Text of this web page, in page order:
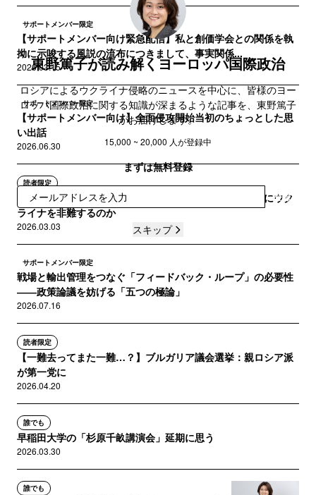
サポートメンバー限定
【サポートメンバー向け緊急配信】私と創価学会との関係を執
拗に示唆する風説の流布につきまして、事実関係...
2026.03.15
サポートメンバー限定
【サポートメンバー向け】全面侵攻開始当初のちょっとした思
い出話
2026.06.30
読者限定
【素朴な疑問を解説】なぜトランプは、イラン攻撃の際にウク
ライナを非難するのか
2026.03.03
サポートメンバー限定
戦場と輸出管理をつなぐ「フィードバック・ループ」の必要性
――政策論議を妨げる「五つの極論」
2026.07.16
読者限定
【一難去ってまた一難…？】ブルガリア議会選挙：親ロシア派
が第一党に
2026.04.20
誰でも
早稲田大学の「杉原千畝講演会」延期に思う
2026.03.30
誰でも
東野篤子が読み解くヨーロッパ国際政治
ロシアによるウクライナ侵略のニュースを中心に、皆様のヨー
ロッパ国際政治に関する知識が深まるような記事を、東野篤子
がお届けします。
15,000 ~ 20,000 人が登録中
まずは無料登録
登録
スキップ